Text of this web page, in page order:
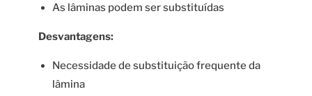
As lâminas podem ser substituídas
Desvantagens:
Necessidade de substituição frequente da
lâmina